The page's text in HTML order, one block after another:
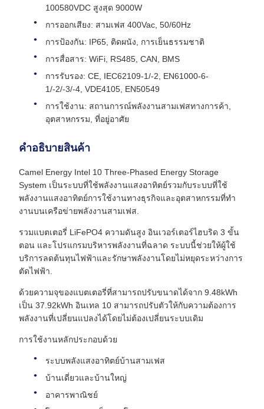
100580VDC สูงสุด 9000W
การออกเสียง: สามเฟส 400Vac, 50/60Hz
การป้องกัน: IP65, ติดผนัง, การเย็นธรรมชาติ
การสื่อสาร: WiFi, RS485, CAN, BMS
การรับรอง: CE, IEC62109-1/-2, EN61000-6-
1/-2/-3/-4, VDE4105, EN50549
การใช้งาน: สถานการณ์พลังงานสามเฟสทางการค้า,
อุตสาหกรรม, ที่อยู่อาศัย
คําอธิบายสินค้า
Camel Energy Intel 10 Three-Phased Energy Storage
System เป็นระบบที่ใช้พลังงานแสงอาทิตย์รวมกับระบบที่ใช้
พลังงานแสงอาทิตย์การใช้งานทางธุรกิจและอุตสาหกรรมที่ทํา
งานบนเครือข่ายพลังงานสามเฟส.
รวมแบตเตอรี่ LiFePO4 ความดันสูง อินเวอร์เตอร์ไฮบริด 3 ขั้น
ตอน และโปรแกรมบริหารพลังงานที่ฉลาด ระบบนี้ช่วยให้ผู้ใช้
บริการลดต้นทุนไฟฟ้าและรักษาพลังงานโดยไม่หยุดระหว่างการ
ตัดไฟฟ้า.
ด้วยความจุของแบตเตอรี่ที่สามารถปรับขนาดได้จาก 9.48kWh
เป็น 37.92kWh อินเทล 10 สามารถปรับตัวให้กับความต้องการ
พลังงานที่เปลี่ยนแปลงได้โดยไม่ต้องเปลี่ยนระบบเดิม
การใช้งานหลักประกอบด้วย
ระบบพลังแสงอาทิตย์บ้านสามเฟส
บ้านเดี่ยวและบ้านใหญ่
อาคารพาณิชย์